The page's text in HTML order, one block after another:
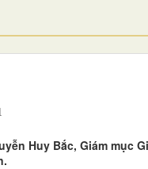
Huy Bắc, Giám mục